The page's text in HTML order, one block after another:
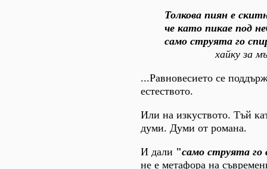
Толкова пиян е
че като пикае под
само струята го
хайку за
...Равновесието се
естеството.
Или на изкуството. Тъй
думи. Думи от романа.
И дали "само струята го
не е метафора на